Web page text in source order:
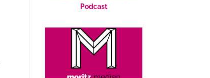
Podcast